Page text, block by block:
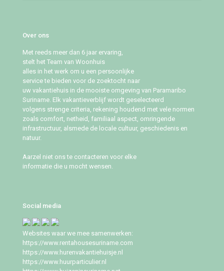
Over ons
Met reeds meer dan 6 jaar ervaring,
stelt het Team van Woonhuis
alles in het werk om u een persoonlijke
service te bieden voor de zoektocht naar
uw vakantiehuis in de mooiste omgeving van Paramaribo
Suriname. Elk vakantieverblijf wordt geselecteerd
volgens strenge criteria, rekening houdend met vele normen
zoals comfort, netheid, familiaal aspect, omringende
infrastructuur, alsmede de locale cultuur, geschiedenis en
natuur.
Aarzel niet ons te contacteren voor elke
informatie die u mocht wensen.
Social media
Websites waar we mee samenwerken:
https://www.rentahousesuriname.com
https://www.hurenvakantiehuisje.nl
https://www.huurparticulier.nl